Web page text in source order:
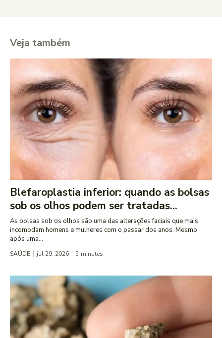
Veja também
Blefaroplastia inferior: quando as bolsas
sob os olhos podem ser tratadas...
As bolsas sob os olhos são uma das alterações faciais que mais
incomodam homens e mulheres com o passar dos anos. Mesmo
após uma...
SAÚDE jul 29, 2026 5 minutes